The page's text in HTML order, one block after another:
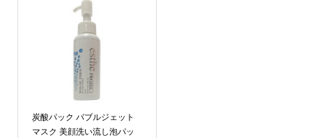
炭酸パック バブルジェット
マスク 美顔洗い流し泡パッ